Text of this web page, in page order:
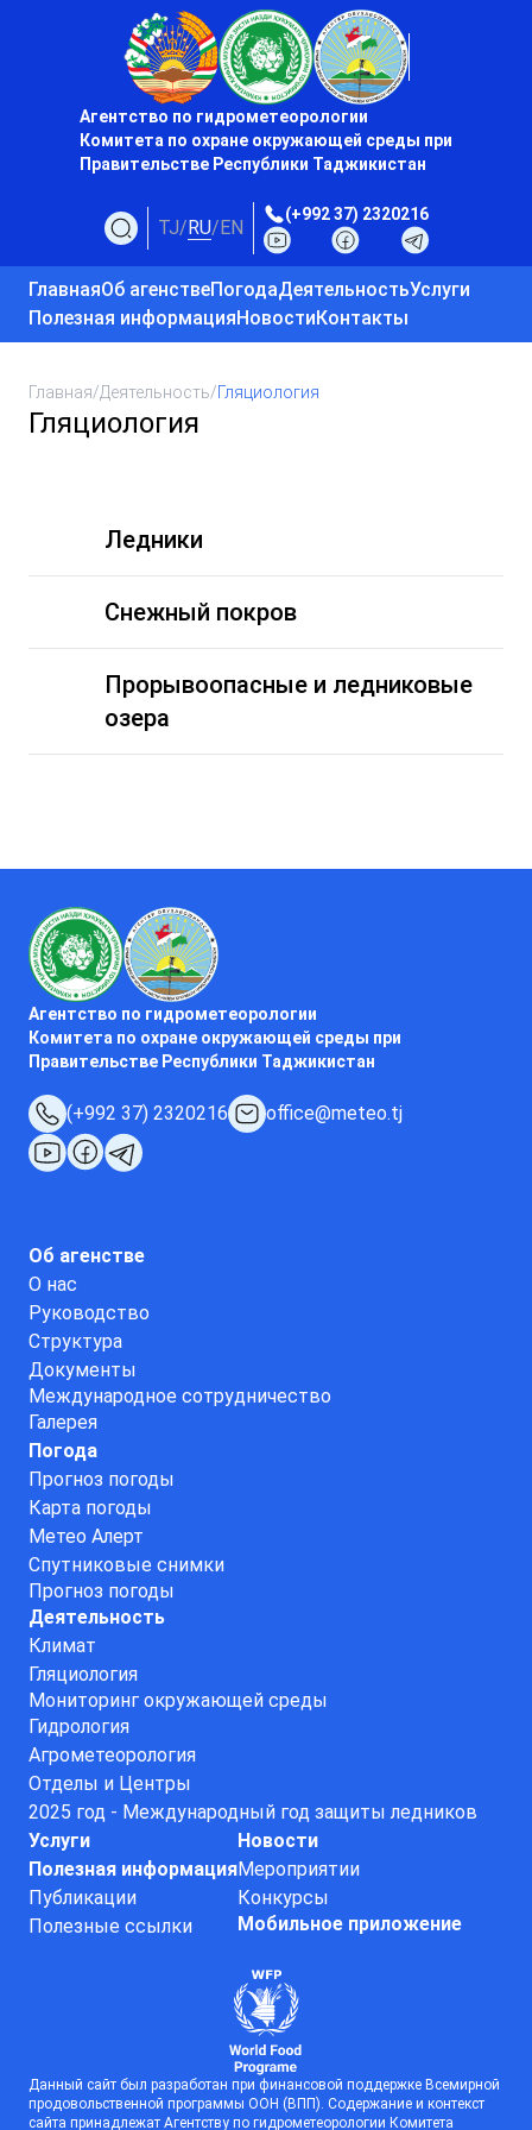
Агентство по гидрометеорологии
Комитета по охране окружающей среды при
Правительстве Республики Таджикистан
TJ/RU/EN
(+992 37) 2320216
ГлавнаяОб агенствеПогодаДеятельностьУслуги
Полезная информацияНовостиКонтакты
Главная/Деятельность/Гляциология
Гляциология
Ледники
Снежный покров
Прорывоопасные и ледниковые
озера
Агентство по гидрометеорологии
Комитета по охране окружающей среды при
Правительстве Республики Таджикистан
(+992 37) 2320216 office@meteo.tj
Об агенстве
О нас
Руководство
Структура
Документы
Международное сотрудничество
Галерея
Погода
Прогноз погоды
Карта погоды
Метео Алерт
Спутниковые снимки
Прогноз погоды
Деятельность
Климат
Гляциология
Мониторинг окружающей среды
Гидрология
Агрометеорология
Отделы и Центры
2025 год - Международный год защиты ледников
Услуги
Полезная информация
Публикации
Полезные ссылки
Новости
Мероприятии
Конкурсы
Мобильное приложение
Данный сайт был разработан при финансовой поддержке Всемирной
продовольственной программы ООН (ВПП). Содержание и контекст
сайта принадлежат Агентству по гидрометеорологии Комитета